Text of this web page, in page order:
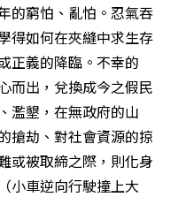
的窮怕、亂怕。忍氣吞
得如何在夾縫中求生存
正義的降臨。不幸的
而出，兌換成今之假民
濫墾，在無政府的山
搶劫、對社會資源的掠
或被取締之際，則化身
小車逆向行駛撞上大